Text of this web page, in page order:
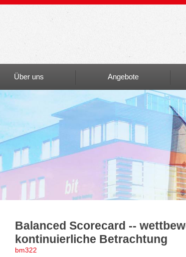
Über uns
bit Art
Einblicke
Angebote
Balanced Scorecard --
kontinuierliche Betrachtung
bm322